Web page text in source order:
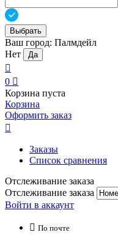
Выбрать
Ваш город: Палмдейл
Нет
Да

0 
Корзина пуста
Корзина
Оформить заказ

Заказы
Список сравнения
Отслеживание заказа
Отслеживание заказа
Войти в аккаунт
 По почте